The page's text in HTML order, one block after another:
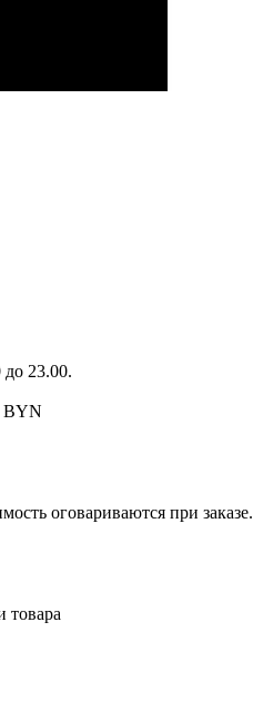
до 23.00.
BYN
оговариваются при заказе.
товара